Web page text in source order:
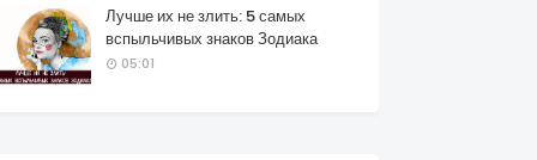
Лучше их не злить: 5 самых
вспыльчивых знаков Зодиака
05:01